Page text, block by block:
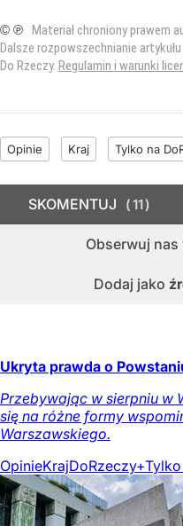
© ℗ Materiał chroniony prawem
Dalsze rozpowszechnianie
Do Rzeczy. Regulamin i warunki
Opinie Kraj Tylko na
Obserwuj nas
Dodaj jako
SKOMENTUJ 11
Ukryta prawda o
Przebywając w sierpniu w
się na różne formy
Warszawskiego.
OpinieKrajDoRzeczy+